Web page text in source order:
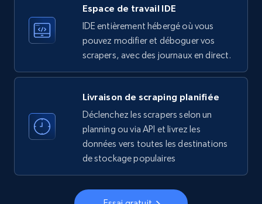
Instagram - Profiles
Account, Fbid, ID, Followers, Posts count, Is
verified, and more.
22.3K+ 3.5K+ Essai gratuit
Espace de travail IDE
IDE entièrement hébergé où vous
pouvez modifier et déboguer vos
scrapers, avec des journaux en direct.
Livraison de scraping planifiée
Déclenchez les scrapers selon un
planning ou via API et livrez les
données vers toutes les destinations
de stockage populaires